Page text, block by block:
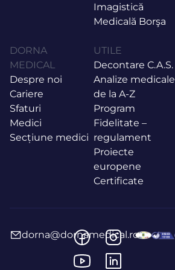
Imagistică
Medicală Borşa
DORNA
MEDICAL
Despre noi
Cariere
Sfaturi
Medici
Secțiune medici
UTILE
Decontare C.A.S.
Analize medicale
de la A-Z
Program
Fidelitate –
regulament
Proiecte
europene
Certificate
dorna@dornamedical.ro